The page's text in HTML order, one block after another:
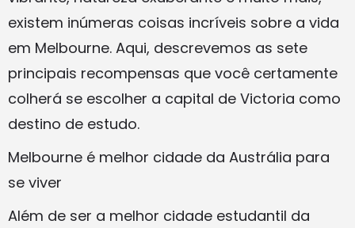
existem inúmeras coisas incríveis sobre a vida
em Melbourne. Aqui, descrevemos as sete
principais recompensas que você certamente
colherá se escolher a capital de Victoria como
destino de estudo.
Melbourne é melhor cidade da Austrália para
se viver
Além de ser a melhor cidade estudantil da